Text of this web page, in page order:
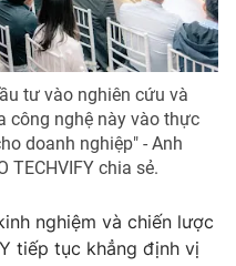
tư vào nghiên cứu và
công nghệ này vào thực
doanh nghiệp" - Anh
TECHVIFY chia sẻ.
nghiệm và chiến lược
tiếp tục khẳng định vị